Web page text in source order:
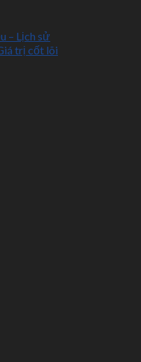
– Lịch sử
trị cốt lõi